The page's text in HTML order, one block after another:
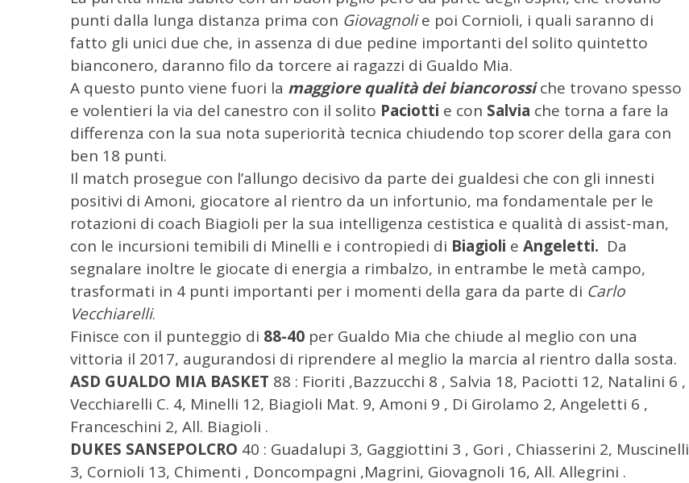
punti dalla lunga distanza prima con Giovagnolie poi Cornioli, i quali saranno di
fatto gli unici due che, in assenza di due pedine importanti del solito quintetto
bianconero, daranno filo da torcere ai ragazzi di Gualdo Mia.
A questo punto viene fuori la maggiore qualità dei biancorossiche trovano spesso
e volentieri la via del canestro con il solito Paciotti e con Salvia che torna a fare la
differenza con la sua nota superiorità tecnica chiudendo top scorer della gara con
ben 18 punti.
Il match prosegue con l’allungo decisivo da parte dei gualdesi che con gli innesti
positivi di Amoni, giocatore al rientro da un infortunio, ma fondamentale per le
rotazioni di coach Biagioli per la sua intelligenza cestistica e qualità di assist-man,
con le incursioni temibili di Minelli e i contropiedi di Biagioli e Angeletti. Da
segnalare inoltre le giocate di energia a rimbalzo, in entrambe le metà campo,
trasformati in 4 punti importanti per i momenti della gara da parte di Carlo
Vecchiarelli.
Finisce con il punteggio di 88-40 per Gualdo Mia che chiude al meglio con una
vittoria il 2017, augurandosi di riprendere al meglio la marcia al rientro dalla sosta.
ASD GUALDO MIA BASKET 88 : Fioriti ,Bazzucchi 8 , Salvia 18, Paciotti 12, Natalini 6 ,
Vecchiarelli C. 4, Minelli 12, Biagioli Mat. 9, Amoni 9 , Di Girolamo 2, Angeletti 6 ,
Franceschini 2, All. Biagioli .
DUKES SANSEPOLCRO 40 : Guadalupi 3, Gaggiottini 3 , Gori , Chiasserini 2, Muscinelli
3, Cornioli 13, Chimenti , Doncompagni ,Magrini, Giovagnoli 16, All. Allegrini .
e
r
c
a
p
e
r